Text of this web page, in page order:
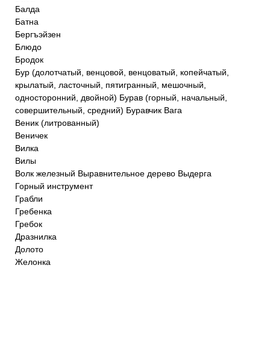
Балда
Батна
Бергъэйзен
Блюдо
Бродок
Бур (долотчатый, венцовой, венцоватый, копейчатый,
крылатый, ласточный, пятигранный, мешочный,
односторонний, двойной) Бурав (горный, начальный,
совершительный, средний) Буравчик Вага
Веник (литрованный)
Веничек
Вилка
Вилы
Волк железный Выравнительное дерево Выдерга
Горный инструмент
Грабли
Гребенка
Гребок
Дразнилка
Долото
Желонка